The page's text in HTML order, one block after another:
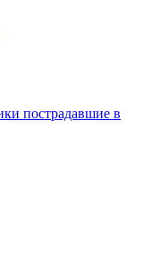
пострадавшие в